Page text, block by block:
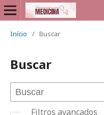
Início / Buscar
Buscar
Filtros avançados